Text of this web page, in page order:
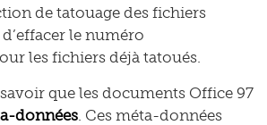
de tatouage des fichiers
le numéro
les fichiers déjà tatoués.
que les documents Office 97
données. Ces méta-données